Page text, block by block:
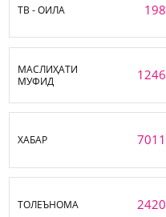
ТВ - ОИЛА 198
МАСЛИҲАТИ
МУФИД
1246
ХАБАР 7011
ТОЛЕЪНОМА 2420